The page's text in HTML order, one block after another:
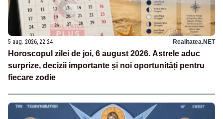
5 aug. 2026, 22:24 Realitatea.NET
Horoscopul zilei de joi, 6 august 2026. Astrele aduc
surprize, decizii importante și noi oportunități pentru
fiecare zodie